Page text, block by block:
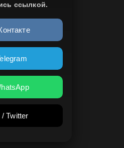
ссылкой.
/ Twitter